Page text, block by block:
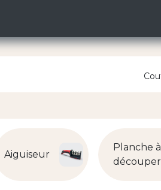
Planche à
découper
Aiguiseur